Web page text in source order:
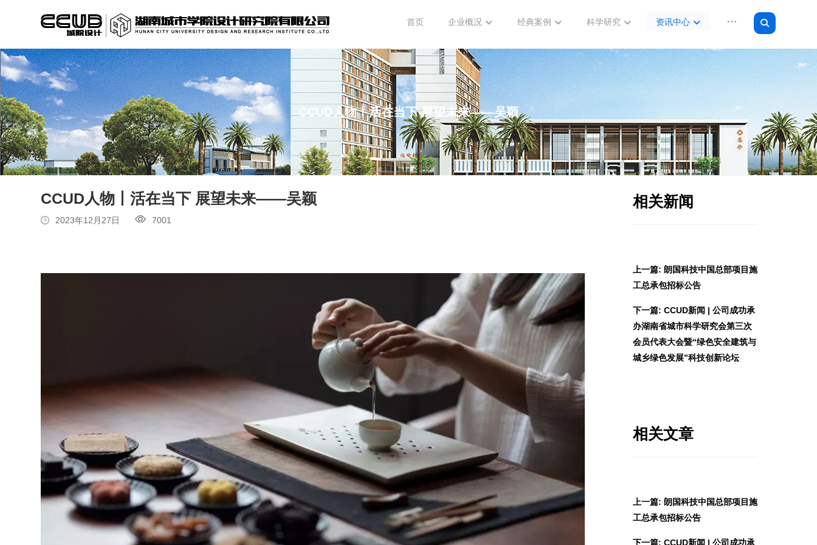
首页 企业概况 经典案例 科学研究 资讯中心
CCUD人物丨活在当下 展望未来——吴颖
CCUD人物丨活在当下 展望未来——吴颖
2023年12月27日 7001
相关新闻
上一篇: 朗国科技中国总部项目施
工总承包招标公告
下一篇: CCUD新闻 | 公司成功承
办湖南省城市科学研究会第三次
会员代表大会暨“绿色安全建筑与
城乡绿色发展”科技创新论坛
相关文章
上一篇: 朗国科技中国总部项目施
工总承包招标公告
下一篇: CCUD新闻 | 公司成功承